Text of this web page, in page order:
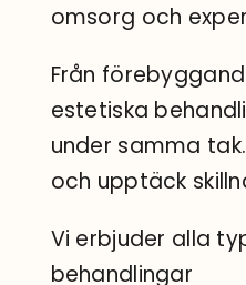
omsorg och
Från
estetiska
under samma
och upptäck
Vi erbjuder alla
behandlingar